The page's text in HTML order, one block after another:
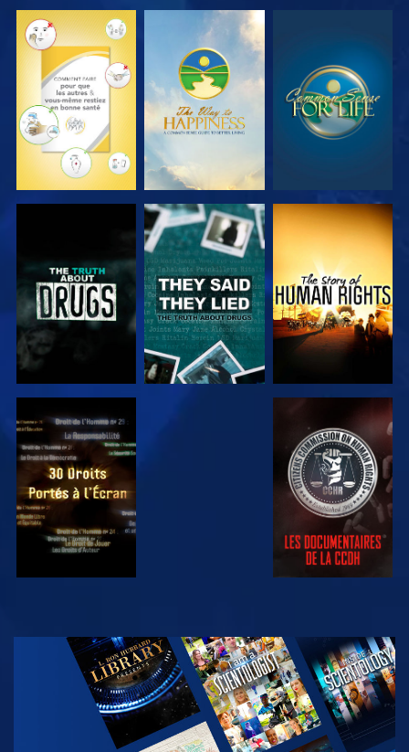
REGARDER REGARDER REGARDER
REGARDER REGARDER
REGARDER REGARDER
REGARDER
DÉCOUVRIR
LES SÉRIES